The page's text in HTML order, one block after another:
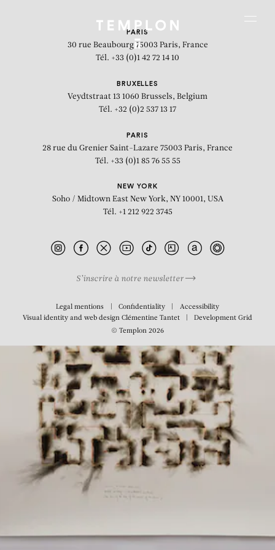
Wind Study (Hilbert Curve)
PARIS
30 rue Beaubourg 75003 Paris, France
Tél. +33 (0)1 42 72 14 10
BRUXELLES
Veydtstraat 13 1060 Brussels, Belgium
Tél. +32 (0)2 537 13 17
PARIS
28 rue du Grenier Saint-Lazare 75003 Paris, France
Tél. +33 (0)1 85 76 55 55
NEW YORK
Soho / Midtown East New York, NY 10001, USA
Tél. +1 212 922 3745
S’inscrire à notre newsletter
Legal mentions Confidentiality
Accessibility
Visual identity and web design Clémentine Tantet DevelopmentGrid
© Templon 2026